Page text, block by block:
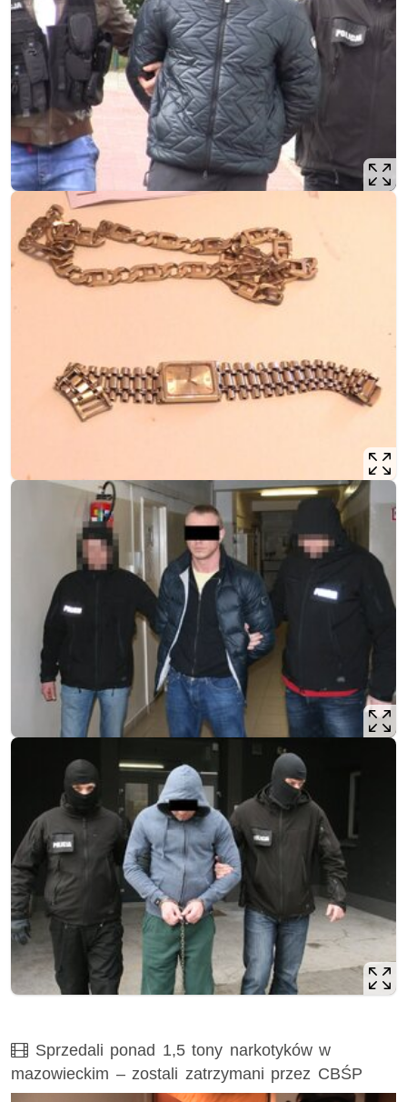
Film
Sprzedali ponad 1,5 tony narkotyków w
mazowieckim – zostali zatrzymani przez CBŚP